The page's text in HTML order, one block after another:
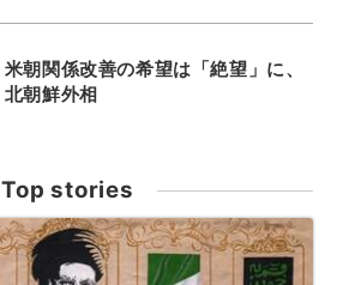
米朝関係改善の希望は「絶望」に、
北朝鮮外相
Top stories